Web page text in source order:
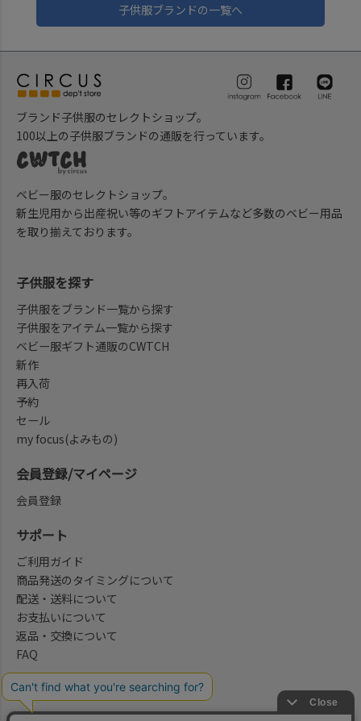
子供服ブランドの一覧へ
ブランド子供服のセレクトショップ。
100以上の子供服ブランドの通販を行っています。
ベビー服のセレクトショップ。
新生児用から出産祝い等のギフトアイテムなど多数のベビー用品
を取り揃えております。
会社概要/お問合せ先
子供服を探す
子供服をブランド一覧から探す
子供服をアイテム一覧から探す
ベビー服ギフト通販のCWTCH
新作
再入荷
予約
セール
my focus(よみもの)
会員登録/マイページ
会員登録
サポート
ご利用ガイド
商品発送のタイミングについて
配送・送料について
お支払いについて
返品・交換について
FAQ